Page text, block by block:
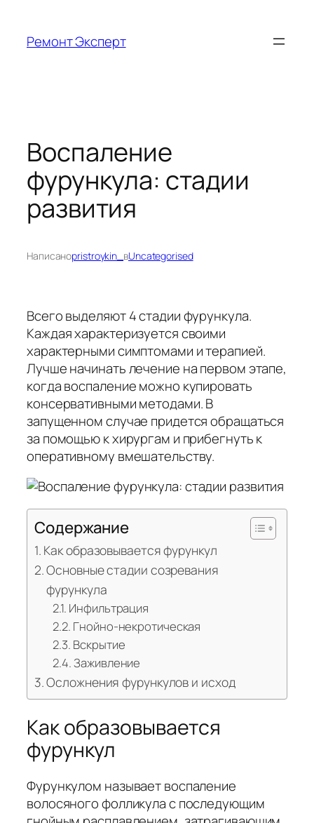
содержимому
Ремонт Эксперт
Воспаление
фурункула: стадии
развития
Написаноpristroykin_ вUncategorised
Всего выделяют 4 стадии фурункула.
Каждая характеризуется своими
характерными симптомами и терапией.
Лучше начинать лечение на первом этапе,
когда воспаление можно купировать
консервативными методами. В
запущенном случае придется обращаться
за помощью к хирургам и прибегнуть к
оперативному вмешательству.
Содержание
Как образовывается фурункул
Основные стадии созревания
фурункула
Инфильтрация
Гнойно-некротическая
Вскрытие
Заживление
Осложнения фурункулов и исход
Как образовывается
фурункул
Фурункулом называет воспаление
волосяного фолликула с последующим